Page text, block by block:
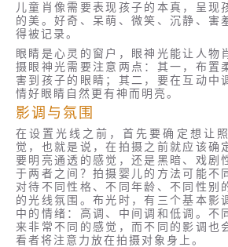
儿童肖像需要表现孩子的本真，呈现
的美。好奇、呆萌、微笑、沉静、害
得被记录。
眼睛是心灵的窗户，眼神光能让人物
摄眼神光需要注意两点：其一，布置
害到孩子的眼睛；其二，要在互动中
情好眼睛自然更有神而明亮。
影调与氛围
在设置光线之前，首先要确定想让
觉，也就是说，在拍摄之前就应该确
要明亮通透的感觉，还是黑暗、戏剧
于两者之间？拍摄婴儿的方法可能不
对待不同性格、不同年龄、不同性别
的光线氛围。布光时，有三个基本影
中的情绪：高调、中间调和低调。不
来非常不同的感觉，而不同的影调也
看者将注意力放在拍摄对象身上。